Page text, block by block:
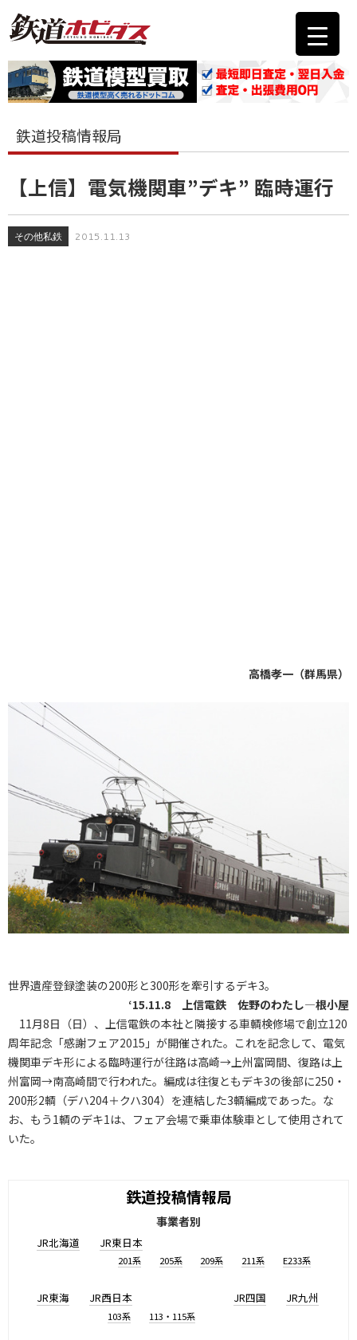
鉄道投稿情報局
【上信】電気機関車”デキ” 臨時運行
その他私鉄 2015.11.13
高橋孝一（群馬県）
世界遺産登録塗装の200形と300形を牽引するデキ3。
‘15.11.8 上信電鉄 佐野のわたし―根小屋
11月8日（日）、上信電鉄の本社と隣接する車輌検修場で創立120
周年記念「感謝フェア2015」が開催された。これを記念して、電気
機関車デキ形による臨時運行が往路は高崎→上州富岡間、復路は上
州富岡→南高崎間で行われた。編成は往復ともデキ3の後部に250・
200形2輌（デハ204＋クハ304）を連結した3輌編成であった。な
お、もう1輌のデキ1は、フェア会場で乗車体験車として使用されて
いた。
鉄道投稿情報局
事業者別
JR北海道 JR東日本
201系 205系 209系 211系 E233系
JR東海 JR西日本
103系 113・115系
JR四国 JR九州